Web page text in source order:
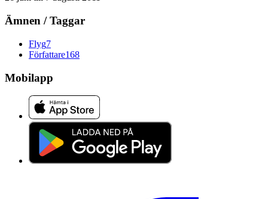
Ämnen / Taggar
Flyg7
Författare168
Mobilapp